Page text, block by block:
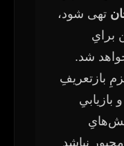
تهی شود،
برایِ
شد.
بازتعریفِ
بازیابیِ
نباشد